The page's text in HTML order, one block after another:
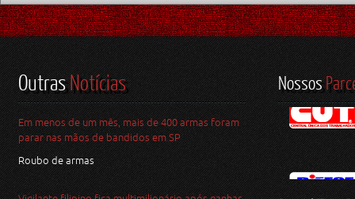
OutrasNotícias
Em menos de um mês, mais de 400 armas foram
parar nas mãos de bandidos em SP
Roubo de armas
Nossos